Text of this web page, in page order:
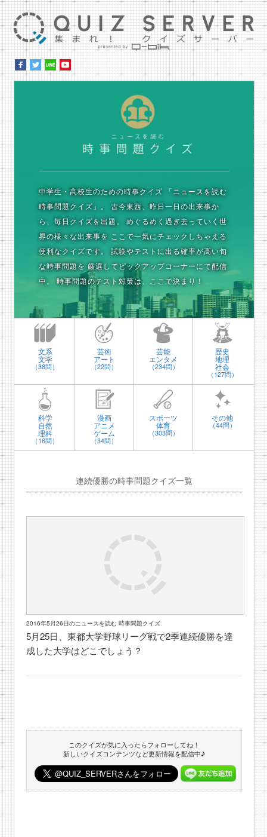
中学生・高校生のための時事クイズ 「ニュースを読む
時事問題クイズ」。
古今東西、昨日一日の出来事か
ら、毎日クイズを出題。
めぐるめく過ぎ去っていく世
界の様々な出来事を ここで一気にチェックしちゃえる
便利なクイズです。
試験やテストに出る確率が高い旬
な時事問題を 厳選してピックアップコーナーにて配信
中。
時事問題のテスト対策は、ここで決まり！
文系
文学
（38問）
芸術
アート
（22問）
芸能
エンタメ
（234問）
歴史
地理
社会
（127問）
科学
自然
理科
（16問）
漫画
アニメ
ゲーム
（34問）
スポーツ
体育
（303問）
その他
（44問）
連続優勝の時事問題クイズ一覧
2016年5月26日のニュースを読む 時事問題クイズ
5月25日、東都大学野球リーグ戦で2季連続優勝を達
成した大学はどこでしょう？
このクイズが気に入ったらフォローしてね！
新しいクイズコンテンツなど更新情報を配信中♪